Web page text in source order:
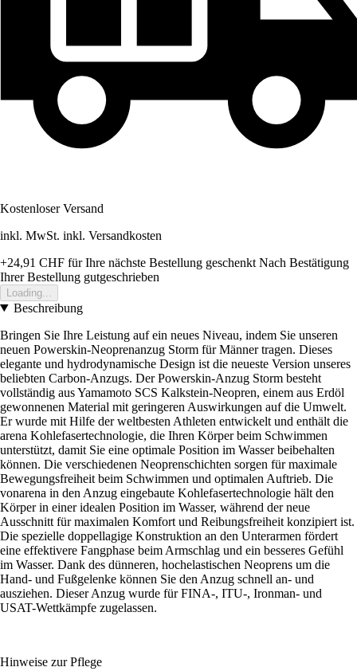
Kostenloser Versand
inkl. MwSt. inkl. Versandkosten
+24,91 CHF für Ihre nächste Bestellung geschenkt Nach Bestätigung
Ihrer Bestellung gutgeschrieben
Loading...
Beschreibung
Bringen Sie Ihre Leistung auf ein neues Niveau, indem Sie unseren
neuen Powerskin-Neoprenanzug Storm für Männer tragen. Dieses
elegante und hydrodynamische Design ist die neueste Version unseres
beliebten Carbon-Anzugs. Der Powerskin-Anzug Storm besteht
vollständig aus Yamamoto SCS Kalkstein-Neopren, einem aus Erdöl
gewonnenen Material mit geringeren Auswirkungen auf die Umwelt.
Er wurde mit Hilfe der weltbesten Athleten entwickelt und enthält die
arena Kohlefasertechnologie, die Ihren Körper beim Schwimmen
unterstützt, damit Sie eine optimale Position im Wasser beibehalten
können. Die verschiedenen Neoprenschichten sorgen für maximale
Bewegungsfreiheit beim Schwimmen und optimalen Auftrieb. Die
vonarena in den Anzug eingebaute Kohlefasertechnologie hält den
Körper in einer idealen Position im Wasser, während der neue
Ausschnitt für maximalen Komfort und Reibungsfreiheit konzipiert ist.
Die spezielle doppellagige Konstruktion an den Unterarmen fördert
eine effektivere Fangphase beim Armschlag und ein besseres Gefühl
im Wasser. Dank des dünneren, hochelastischen Neoprens um die
Hand- und Fußgelenke können Sie den Anzug schnell an- und
ausziehen. Dieser Anzug wurde für FINA-, ITU-, Ironman- und
USAT-Wettkämpfe zugelassen.
Hinweise zur Pflege